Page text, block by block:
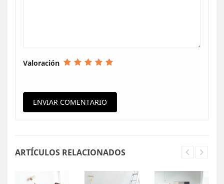
Valoración
ARTÍCULOS RELACIONADOS